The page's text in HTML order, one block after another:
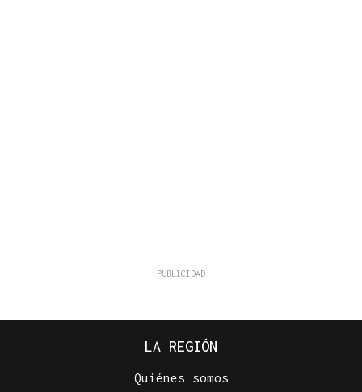
LA REGIÓN
Quiénes somos